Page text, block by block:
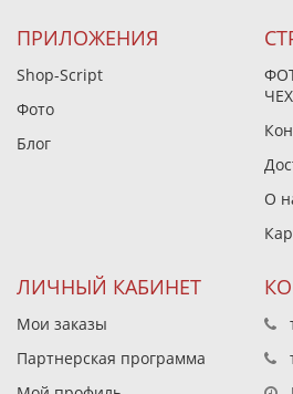
ПРИЛОЖЕНИЯ
Shop-Script
Фото
Блог
О
ЛИЧНЫЙ КАБИНЕТ
Мои заказы
Партнерская программа